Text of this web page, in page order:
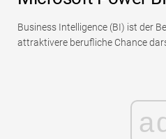
Business Intelligence (BI) ist der
attraktivere berufliche Chance